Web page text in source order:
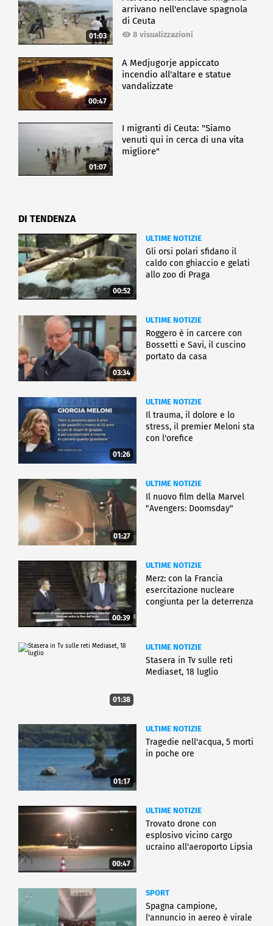
01:03
arrivano nell'enclave spagnola
di Ceuta
8 visualizzazioni
00:47
A Medjugorje appiccato
incendio all'altare e statue
vandalizzate
01:07
I migranti di Ceuta: "Siamo
venuti qui in cerca di una vita
migliore"
DI TENDENZA
00:52
ULTIME NOTIZIE
Gli orsi polari sfidano il
caldo con ghiaccio e gelati
allo zoo di Praga
03:34
ULTIME NOTIZIE
Roggero è in carcere con
Bossetti e Savi, il cuscino
portato da casa
01:26
ULTIME NOTIZIE
Il trauma, il dolore e lo
stress, il premier Meloni sta
con l'orefice
01:27
ULTIME NOTIZIE
Il nuovo film della Marvel
"Avengers: Doomsday"
00:39
ULTIME NOTIZIE
Merz: con la Francia
esercitazione nucleare
congiunta per la deterrenza
01:38
ULTIME NOTIZIE
Stasera in Tv sulle reti
Mediaset, 18 luglio
01:17
ULTIME NOTIZIE
Tragedie nell'acqua, 5 morti
in poche ore
00:47
ULTIME NOTIZIE
Trovato drone con
esplosivo vicino cargo
ucraino all'aeroporto Lipsia
SPORT
Spagna campione,
l'annuncio in aereo è virale